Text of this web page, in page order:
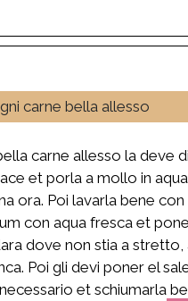
carne bella allesso
carne allesso la deve
et porla a mollo in
ora. Poi lavarla bene con
con aqua fresca et
dove non stia a stretto,
Poi gli devi poner el
et schiumarla